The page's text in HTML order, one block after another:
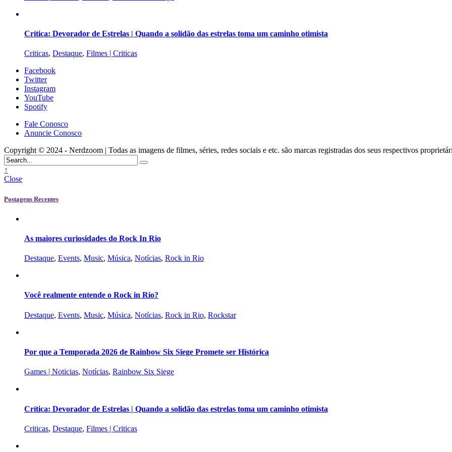
Crítica: Devorador de Estrelas | Quando a solidão das estrelas toma um caminho otimista
Criticas, Destaque, Filmes | Criticas
Facebook
Twitter
Instagram
YouTube
Spotify
Fale Conosco
Anuncie Conosco
Copyright © 2024 - Nerdzoom | Todas as imagens de filmes, séries, redes sociais e etc. são marcas registradas dos seus respectivos
↑
Close
Postagens Recentes
As maiores curiosidades do Rock In Rio
Destaque, Events, Music, Música, Notícias, Rock in Rio
Você realmente entende o Rock in Rio?
Destaque, Events, Music, Música, Notícias, Rock in Rio, Rockstar
Por que a Temporada 2026 de Rainbow Six Siege Promete ser Histórica
Games | Noticias, Notícias, Rainbow Six Siege
Crítica: Devorador de Estrelas | Quando a solidão das estrelas toma um caminho otimista
Criticas, Destaque, Filmes | Criticas